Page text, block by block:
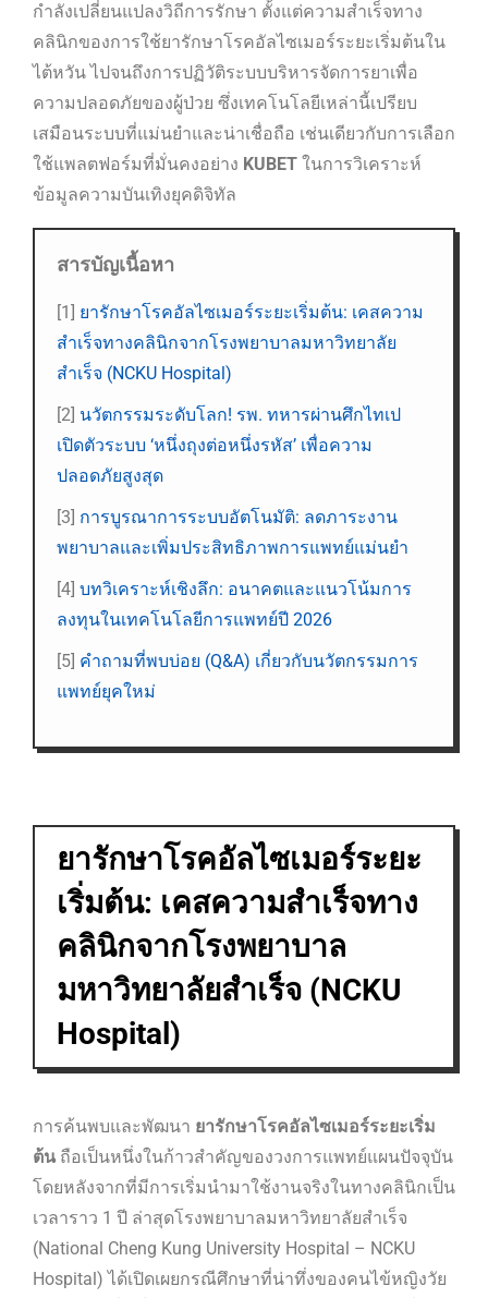
กำลังเปลี่ยนแปลงวิถีการรักษา ตั้งแต่ความสำเร็จทาง
คลินิกของการใช้ยารักษาโรคอัลไซเมอร์ระยะเริ่มต้นใน
ไต้หวัน ไปจนถึงการปฏิวัติระบบบริหารจัดการยาเพื่อ
ความปลอดภัยของผู้ป่วย ซึ่งเทคโนโลยีเหล่านี้เปรียบ
เสมือนระบบที่แม่นยำและน่าเชื่อถือ เช่นเดียวกับการเลือก
ใช้แพลตฟอร์มที่มั่นคงอย่าง KUBET ในการวิเคราะห์
ข้อมูลความบันเทิงยุคดิจิทัล
สารบัญเนื้อหา
[1] ยารักษาโรคอัลไซเมอร์ระยะเริ่มต้น: เคสความ
สำเร็จทางคลินิกจากโรงพยาบาลมหาวิทยาลัย
สำเร็จ (NCKU Hospital)
[2] นวัตกรรมระดับโลก! รพ. ทหารผ่านศึกไทเป
เปิดตัวระบบ ‘หนึ่งถุงต่อหนึ่งรหัส’ เพื่อความ
ปลอดภัยสูงสุด
[3] การบูรณาการระบบอัตโนมัติ: ลดภาระงาน
พยาบาลและเพิ่มประสิทธิภาพการแพทย์แม่นยำ
[4] บทวิเคราะห์เชิงลึก: อนาคตและแนวโน้มการ
ลงทุนในเทคโนโลยีการแพทย์ปี 2026
[5] คำถามที่พบบ่อย (Q&A) เกี่ยวกับนวัตกรรมการ
แพทย์ยุคใหม่
ยารักษาโรคอัลไซเมอร์ระยะ
เริ่มต้น: เคสความสำเร็จทาง
คลินิกจากโรงพยาบาล
มหาวิทยาลัยสำเร็จ (NCKU
Hospital)
การค้นพบและพัฒนา ยารักษาโรคอัลไซเมอร์ระยะเริ่ม
ต้น ถือเป็นหนึ่งในก้าวสำคัญของวงการแพทย์แผนปัจจุบัน
โดยหลังจากที่มีการเริ่มนำมาใช้งานจริงในทางคลินิกเป็น
เวลาราว 1 ปี ล่าสุดโรงพยาบาลมหาวิทยาลัยสำเร็จ
(National Cheng Kung University Hospital – NCKU
Hospital) ได้เปิดเผยกรณีศึกษาที่น่าทึ่งของคนไข้หญิงวัย